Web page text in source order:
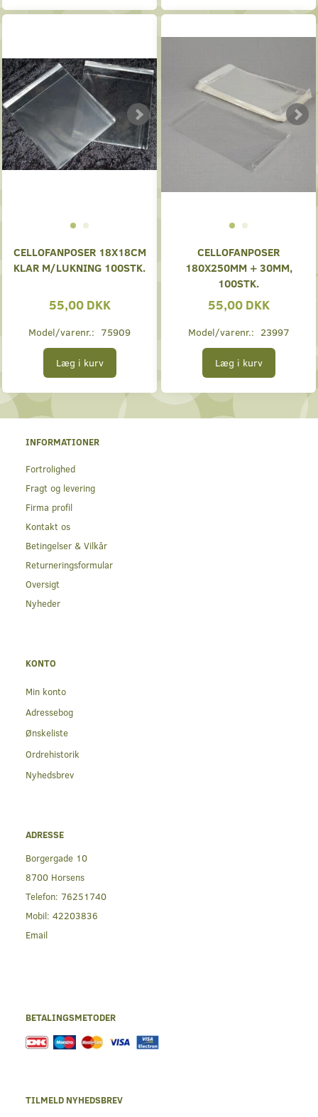
CELLOFANPOSER 18X18CM
KLAR M/LUKNING 100STK.
55,00 DKK
Model/varenr.: 75909
Læg i kurv
CELLOFANPOSER
180X250MM + 30MM,
100STK.
55,00 DKK
Model/varenr.: 23997
Læg i kurv
INFORMATIONER
Fortrolighed
Fragt og levering
Firma profil
Kontakt os
Betingelser & Vilkår
Returneringsformular
Oversigt
Nyheder
KONTO
Min konto
Adressebog
Ønskeliste
Ordrehistorik
Nyhedsbrev
ADRESSE
Borgergade 10
8700 Horsens
Telefon: 76251740
Mobil: 42203836
Email
BETALINGSMETODER
TILMELD NYHEDSBREV